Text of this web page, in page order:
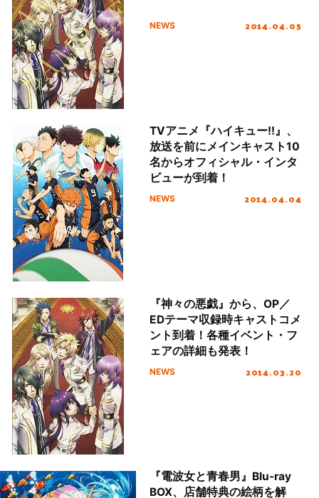
NEWS 2014.04.05
TVアニメ『ハイキュー!!』、
放送を前にメインキャスト10
名からオフィシャル・インタ
ビューが到着！
NEWS 2014.04.04
『神々の悪戯』から、OP／
EDテーマ収録時キャストコメ
ント到着！各種イベント・フ
ェアの詳細も発表！
NEWS 2014.03.20
『電波女と青春男』Blu-ray
BOX、店舗特典の絵柄を解